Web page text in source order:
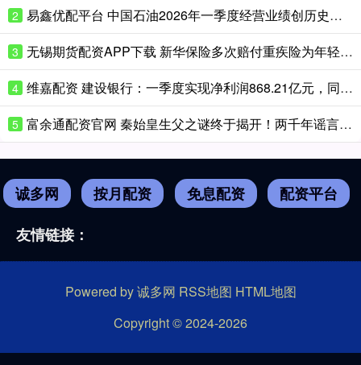
2 易鑫优配平台 中国石油2026年一季度经营业绩创历史新高 实现“十五五”良好开局
3 无锡期货配资APP下载 新华保险多次赔付重疾险为年轻客户提供持续保障
4 维嘉配资 建设银行：一季度实现净利润868.21亿元，同比增长3.68%
5 富余通配资官网 秦始皇生父之谜终于揭开！两千年谣言被证据粉碎，真相只有一个
诚多网 按月配资 免息配资
配资平台
友情链接：
Powered by诚多网 RSS地图 HTML地图
Copyright© 2024-2026